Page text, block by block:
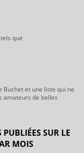
que
Buchet et une liste qui ne
amateurs de belles
PUBLIÉES SUR LE
MOIS